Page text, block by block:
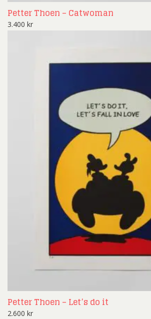
Petter Thoen – Catwoman
3.400 kr
Petter Thoen – Let’s do it
2.600 kr